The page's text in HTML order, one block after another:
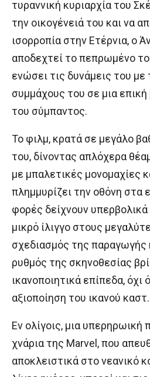
τυραννική κυριαρχία του
την οικογένειά του και να
ισορροπία στην Ετέρνια, ο
αποδεχτεί το πεπρωμένο
ενώσει τις δυνάμεις του με
συμμάχους του σε μια
του σύμπαντος.
Το φιλμ, κρατά σε μεγάλο
του, δίνοντας απλόχερα
με μπαλετικές μονομαχίες
πλημμυρίζει την οθόνη στα
φορές δείχνουν υπερβολικά
μικρό ίλιγγο στους
σχεδιασμός της παραγωγής
ρυθμός της σκηνοθεσίας
ικανοποιητικά επίπεδα, όχι
αξιοποίηση του ικανού καστ.
Εν ολίγοις, μια
χνάρια της Marvel, που
αποκλειστικά στο νεανικό